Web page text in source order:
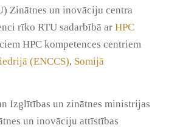
Zinātnes un inovāciju centra
rīko RTU sadarbībā arHPC
HPC kompetences centriem
(ENCCS), Somijā
Izglītības un zinātnes ministrijas
un inovāciju attīstības